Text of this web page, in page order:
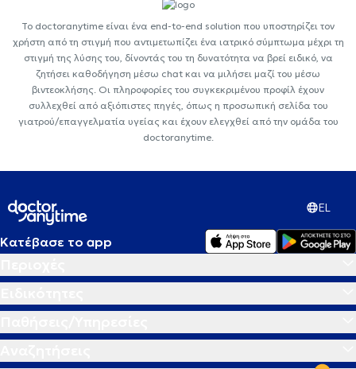
Το doctoranytime είναι ένα end-to-end solution που υποστηρίζει τον
χρήστη από τη στιγμή που αντιμετωπίζει ένα ιατρικό σύμπτωμα μέχρι τη
στιγμή της λύσης του, δίνοντάς του τη δυνατότητα να βρεί ειδικό, να
ζητήσει καθοδήγηση μέσω chat και να μιλήσει μαζί του μέσω
βιντεοκλήσης. Οι πληροφορίες του συγκεκριμένου προφίλ έχουν
συλλεχθεί από αξιόπιστες πηγές, όπως η προσωπική σελίδα του
γιατρού/επαγγελματία υγείας και έχουν ελεγχθεί από την ομάδα του
doctoranytime.
EL
Κατέβασε το app